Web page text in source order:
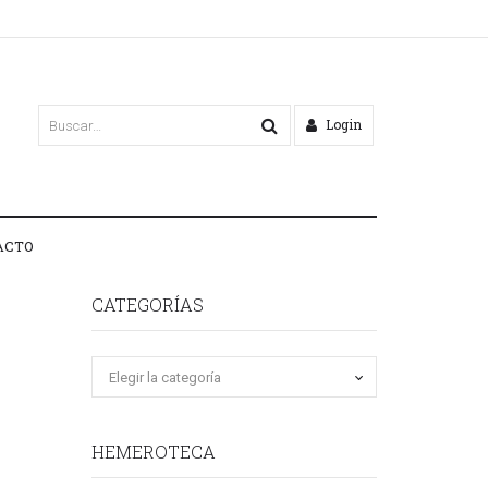
Login
CATEGORÍAS
HEMEROTECA